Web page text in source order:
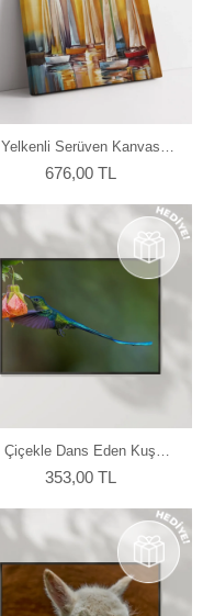
Yelkenli Serüven Kanvas
Tablo 40x60 cm
676,00 TL
Çiçekle Dans Eden Kuş
Poster
353,00 TL